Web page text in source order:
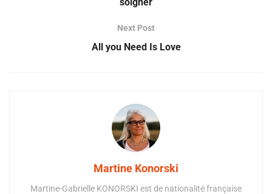
Next Post
All you Need Is Love
Martine Konorski
Martine-Gabrielle KONORSKI est de nationalité française